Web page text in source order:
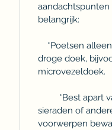
aandachtspunten
*Poetsen
droge doek,
*Best apart
sieraden of
voorwerpen